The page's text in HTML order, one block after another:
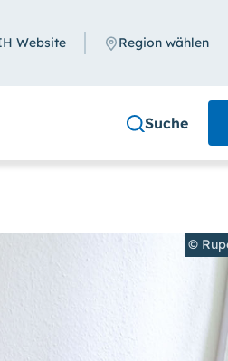
Website Region wählen
Region auswählen
Suche
Sie dazu bei
anwählen.)
©